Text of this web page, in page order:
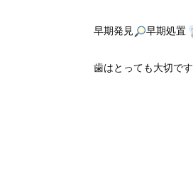
早期発見 早期処置
歯はとっても大切です